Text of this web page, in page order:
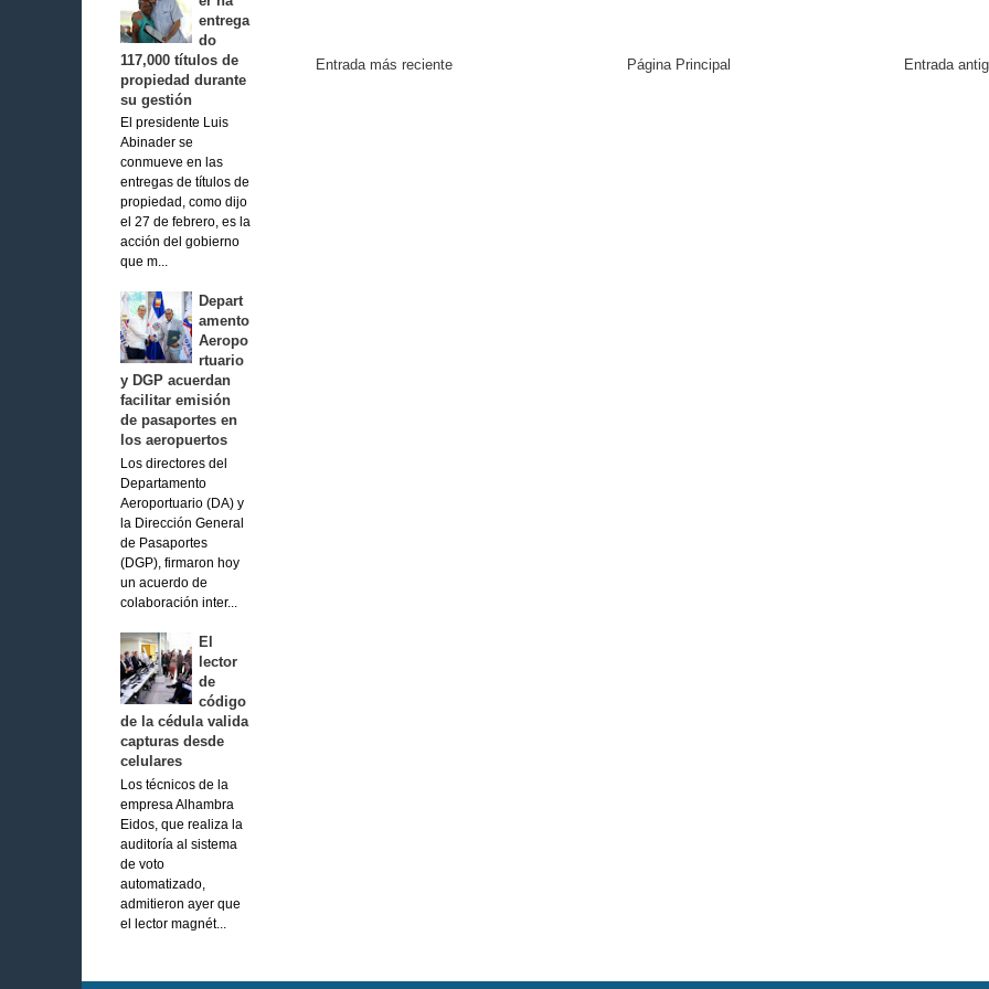
entrega
do
117,000 títulos de
propiedad durante
su gestión
El presidente Luis
Abinader se
conmueve en las
entregas de títulos de
propiedad, como dijo
el 27 de febrero, es la
acción del gobierno
que m...
Depart
amento
Aeropo
rtuario
y DGP acuerdan
facilitar emisión
de pasaportes en
los aeropuertos
Los directores del
Departamento
Aeroportuario (DA) y
la Dirección General
de Pasaportes
(DGP), firmaron hoy
un acuerdo de
colaboración inter...
El
lector
de
código
de la cédula valida
capturas desde
celulares
Los técnicos de la
empresa Alhambra
Eidos, que realiza la
auditoría al sistema
de voto
automatizado,
admitieron ayer que
el lector magnét...
Entrada más reciente Entrada
Página Principal